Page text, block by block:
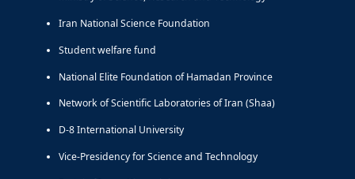
Iran National Science Foundation
Student welfare fund
National Elite Foundation of Hamadan Province
Network of Scientific Laboratories of Iran (Shaa)
D-8 International University
Vice-Presidency for Science and Technology